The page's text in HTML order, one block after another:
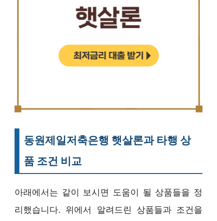
동원제일저축은행 햇살론과 타행 상
품 조건 비교
아래에서는 같이 보시면 도움이 될 상품들을 정
리했습니다. 위에서 알려드린 상품들과 조건을